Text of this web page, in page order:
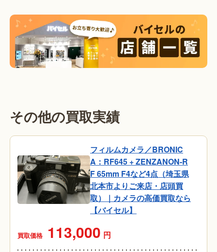
その他の買取実績
フィルムカメラ／BRONIC
A：RF645 + ZENZANON-R
F 65mm F4など4点（埼玉県
北本市よりご来店・店頭買
取）｜カメラの高価買取なら
【バイセル】
買取価格 113,000 円